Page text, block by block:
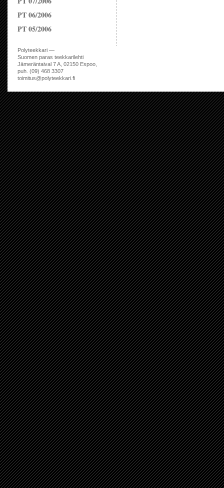
PT 06/2006
PT 05/2006
Polyteekkari —
Suomen paras teekkarilehti
Jämeräntaival 7 A, 02150 Espoo,
puh. (09) 468 3307
toimitus@polyteekkari.fi